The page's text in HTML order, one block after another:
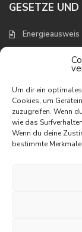
Um dir ein
Cookies, um
zuzugreifen. Wenn
wie das
Wenn du deine
bestimmte
GESETZE
Energieausweis
NEUESTE